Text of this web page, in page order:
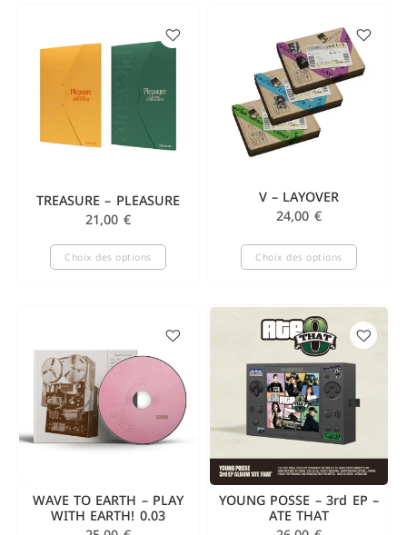
TREASURE – PLEASURE
21,00 €
Choix des options
V – LAYOVER
24,00 €
Choix des options
WAVE TO EARTH – PLAY
WITH EARTH! 0.03
YOUNG POSSE – 3rd EP –
ATE THAT